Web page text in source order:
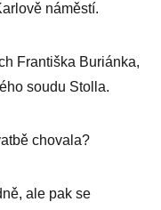
náměstí.
Františka Buriánka,
soudu Stolla.
chovala?
ale pak se